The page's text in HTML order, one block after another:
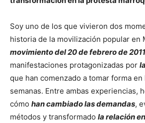
Soy uno de los que vivieron dos
historia de la movilización popular en
movimiento del 20 de febrero de 2011
manifestaciones protagonizadas por
que han comenzado a tomar forma en
semanas. Entre ambas experiencias,
cómo han cambiado las demandas,
métodos y transformado la relación